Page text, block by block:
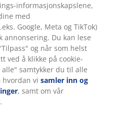
informasjonskapslene,
med
Google, Meta og TikTok)
annonsering. Du kan lese
og når som helst
ved å klikke på cookie-
alle" samtykker du til alle
hvordan vi samler inn og
, samt om vår
.